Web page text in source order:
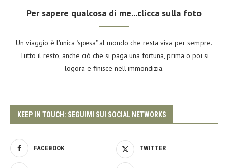
Per sapere qualcosa di me...clicca sulla foto
Un viaggio è l'unica "spesa" al mondo che resta viva per sempre.
Tutto il resto, anche ciò che si paga una fortuna, prima o poi si
logora e finisce nell'immondizia.
KEEP IN TOUCH: SEGUIMI SUI SOCIAL NETWORKS
FACEBOOK TWITTER